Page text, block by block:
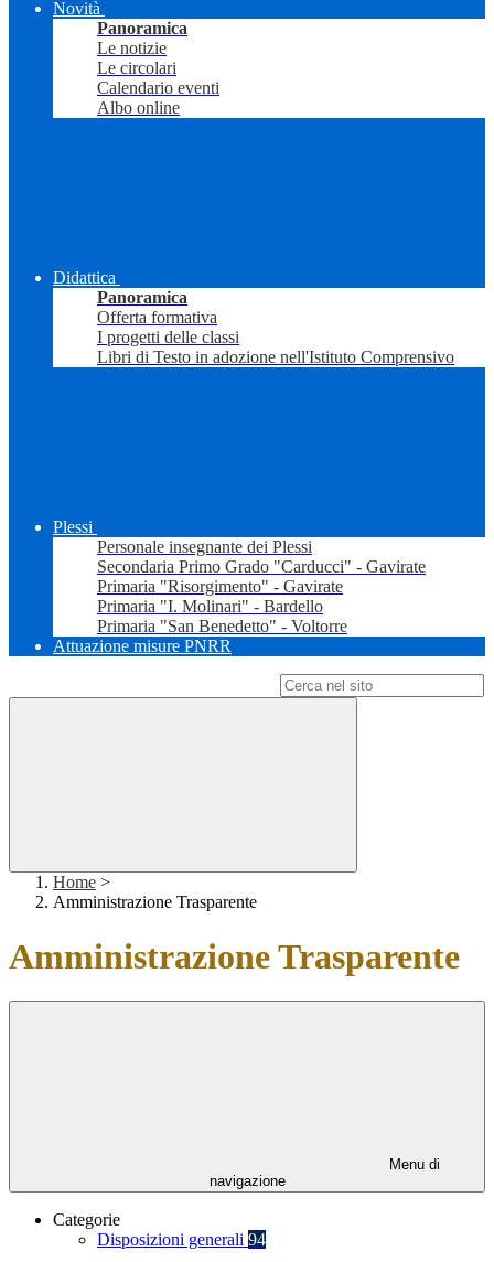
Novità
Panoramica
Le notizie
Le circolari
Calendario eventi
Albo online
Didattica
Panoramica
Offerta formativa
I progetti delle classi
Libri di Testo in adozione nell'Istituto Comprensivo
Plessi
Personale insegnante dei Plessi
Secondaria Primo Grado "Carducci" - Gavirate
Primaria "Risorgimento" - Gavirate
Primaria "I. Molinari" - Bardello
Primaria "San Benedetto" - Voltorre
Attuazione misure PNRR
Home >
Amministrazione Trasparente
Amministrazione Trasparente
Menu di
navigazione
Categorie
Disposizioni generali 94